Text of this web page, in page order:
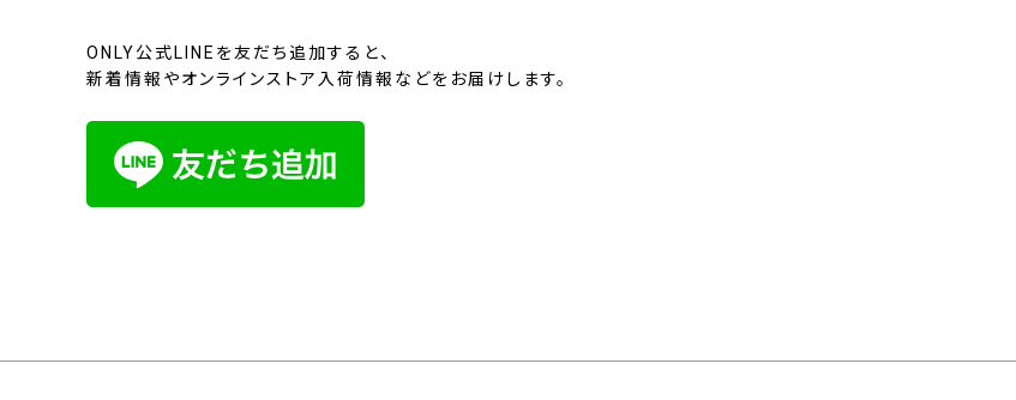
ONLY公式LINEを友だち追加すると、
新着情報やオンラインストア入荷情報などをお届けします。